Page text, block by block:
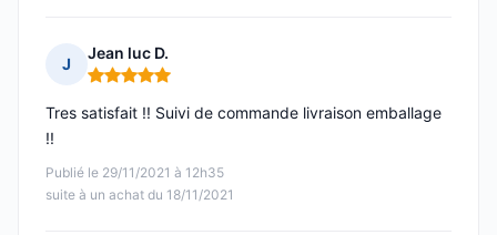
J
Jean luc D.
Note : 5 sur 5
Publié le 29/11/2021 à 12h35
suite à un achat du 18/11/2021
Tres satisfait !! Suivi de commande livraison emballage
!!